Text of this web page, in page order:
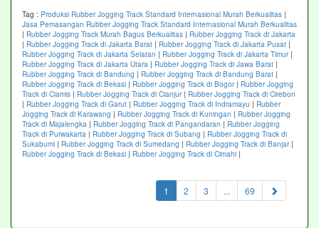
Tag : Produksi Rubber Jogging Track Standard Internasional Murah Berkualitas |
Jasa Pemasangan Rubber Jogging Track Standard Internasional Murah Berkualitas
| Rubber Jogging Track Murah Bagus Berkualitas | Rubber Jogging Track di Jakarta
| Rubber Jogging Track di Jakarta Barat | Rubber Jogging Track di Jakarta Pusat |
Rubber Jogging Track di Jakarta Selatan | Rubber Jogging Track di Jakarta Timur|
Rubber Jogging Track di Jakarta Utara | Rubber Jogging Track di Jawa Barat |
Rubber Jogging Track di Bandung | Rubber Jogging Track di Bandung Barat |
Rubber Jogging Track di Bekasi | Rubber Jogging Track di Bogor| Rubber Jogging
Track di Ciamis | Rubber Jogging Track di Cianjur| Rubber Jogging Track di Cirebon
| Rubber Jogging Track di Garut | Rubber Jogging Track di Indramayu | Rubber
Jogging Track di Karawang | Rubber Jogging Track di Kuningan | Rubber Jogging
Track di Majalengka | Rubber Jogging Track di Pangandaran | Rubber Jogging
Track di Purwakarta | Rubber Jogging Track di Subang | Rubber Jogging Track di
Sukabumi | Rubber Jogging Track di Sumedang | Rubber Jogging Track di Banjar|
Rubber Jogging Track di Bekasi | Rubber Jogging Track di Cimahi |
1 (current)
2 3 ... 69